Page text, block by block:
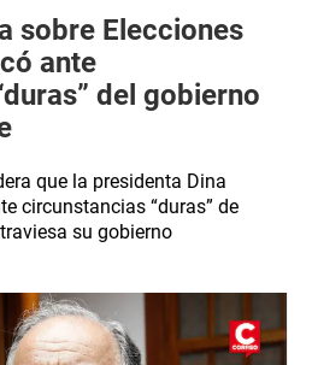
sobre Elecciones
ante
del gobierno
que la presidenta Dina
circunstancias “duras” de
su gobierno